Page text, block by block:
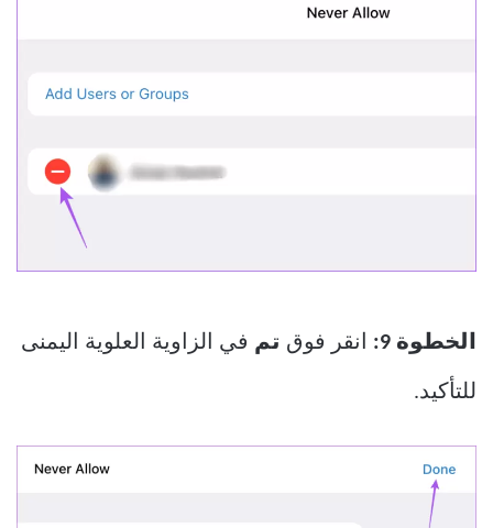
الخطوة 9: انقر فوق تم في الزاوية العلوية اليمنى
للتأكيد.